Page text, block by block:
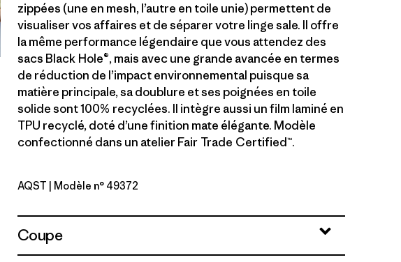
zippées (une en mesh, l’autre en toile unie) permettent de
visualiser vos affaires et de séparer votre linge sale. Il offre
la même performance légendaire que vous attendez des
sacs Black Hole®, mais avec une grande avancée en termes
de réduction de l’impact environnemental puisque sa
matière principale, sa doublure et ses poignées en toile
solide sont 100% recyclées. Il intègre aussi un film laminé en
TPU recyclé, doté d’une finition mate élégante. Modèle
confectionné dans un atelier Fair Trade Certified™.
Aqua Stone
AQST | Modèle n° 49372
Coupe